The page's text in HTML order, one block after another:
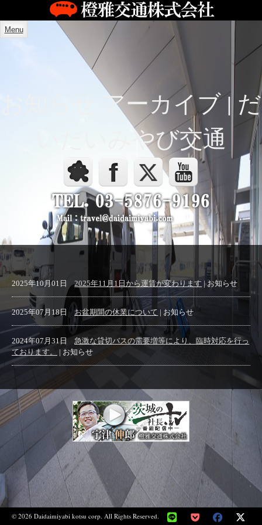
Menu
お知らせ アーカイブ | だ
いだいみやび交通
2025年10月01日 2025年11月1日から運賃が変わります | お知らせ
2025年07月18日 お盆期間の休業について | お知らせ
2024年07月31日
急激な貸切バスの需要増等により、臨時対応を行っ
ております。
| お知らせ
© 2026 Daidaimiyabi kotsu corp. All Rights Reserved.